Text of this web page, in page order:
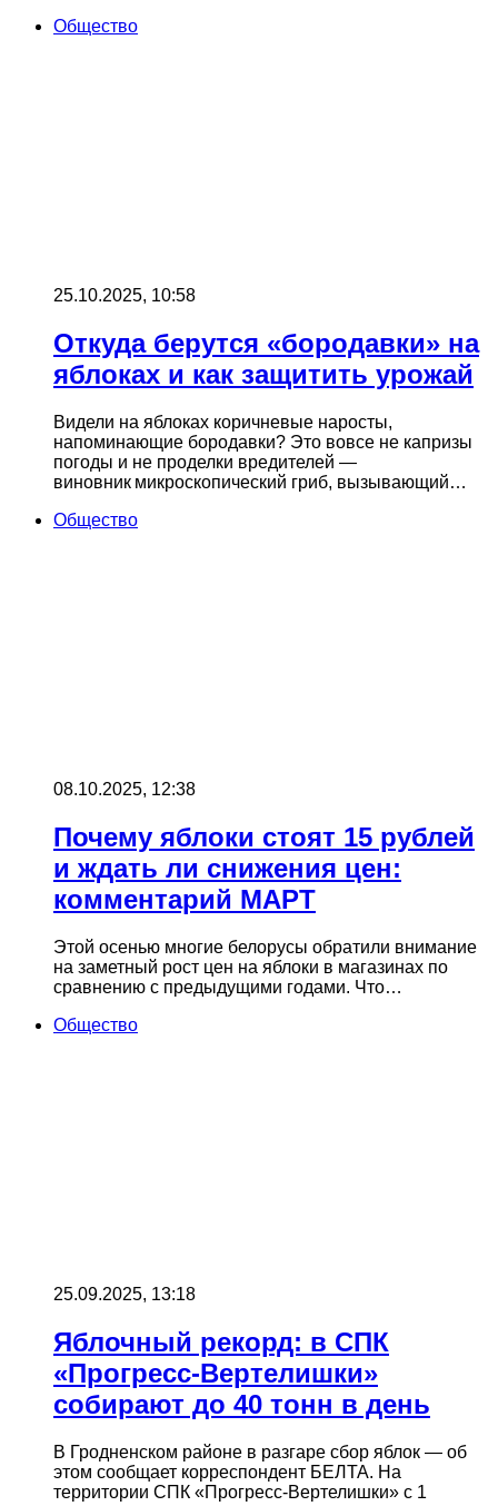
Общество
25.10.2025, 10:58
Откуда берутся «бородавки» на
яблоках и как защитить урожай
Видели на яблоках коричневые наросты,
напоминающие бородавки? Это вовсе не капризы
погоды и не проделки вредителей —
виновник микроскопический гриб, вызывающий…
Общество
08.10.2025, 12:38
Почему яблоки стоят 15 рублей
и ждать ли снижения цен:
комментарий МАРТ
Этой осенью многие белорусы обратили внимание
на заметный рост цен на яблоки в магазинах по
сравнению с предыдущими годами. Что…
Общество
25.09.2025, 13:18
Яблочный рекорд: в СПК
«Прогресс-Вертелишки»
собирают до 40 тонн в день
В Гродненском районе в разгаре сбор яблок — об
этом сообщает корреспондент БЕЛТА. На
территории СПК «Прогресс-Вертелишки» с 1